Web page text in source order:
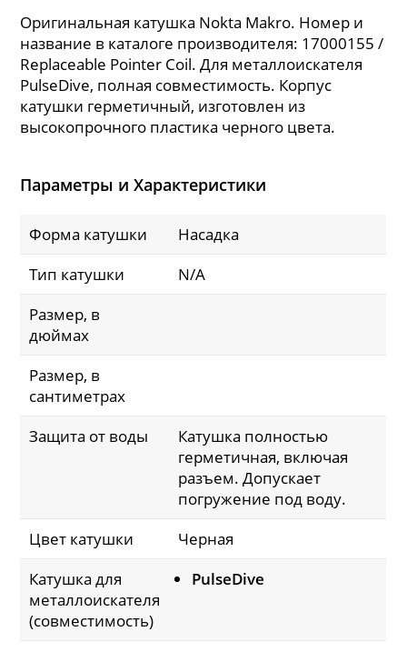
Оригинальная катушка Nokta Makro. Номер и
название в каталоге производителя: 17000155 /
Replaceable Pointer Coil. Для металлоискателя
PulseDive, полная совместимость. Корпус
катушки герметичный, изготовлен из
высокопрочного пластика черного цвета.
Параметры и Характеристики
Форма катушки
Насадка
Тип катушки
N/A
Размер, в
дюймах
Размер, в
сантиметрах
Защита от воды
Катушка полностью
герметичная, включая
разъем. Допускает
погружение под воду.
Цвет катушки
Черная
Катушка для
металлоискателя
(совместимость)
PulseDive